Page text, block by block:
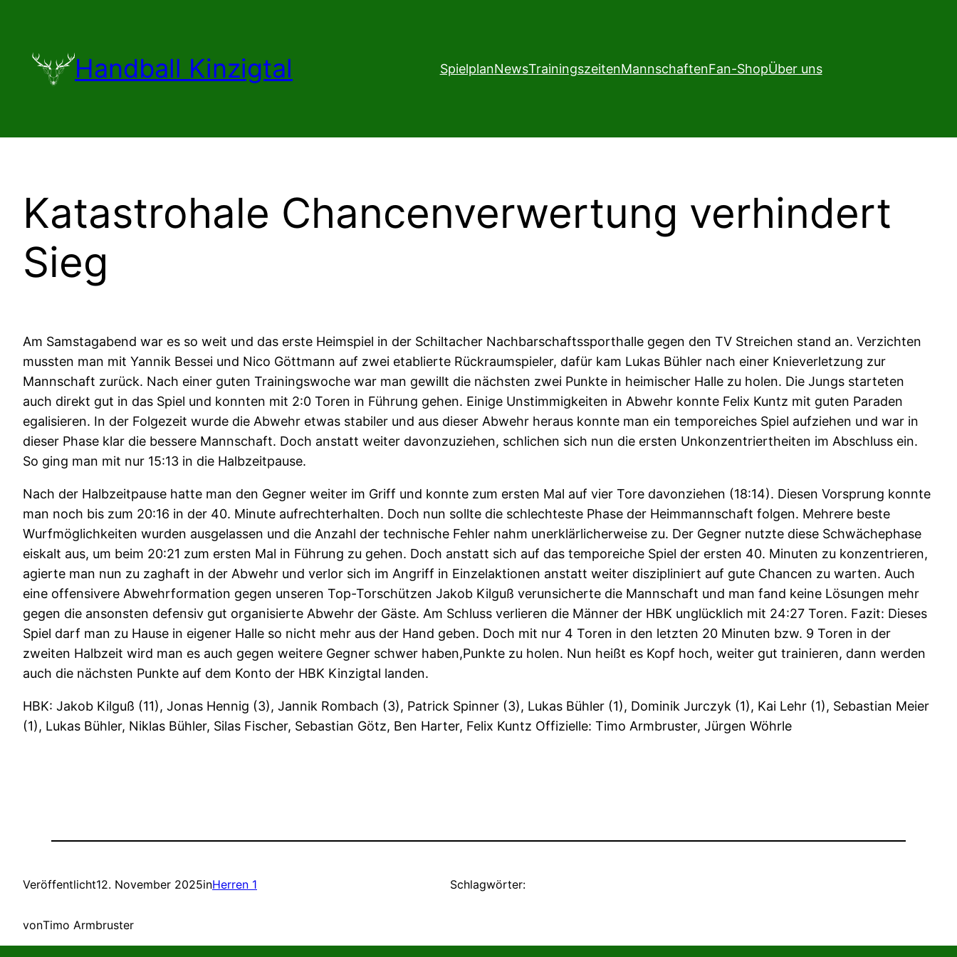
Handball Kinzigtal SpielplanNewsTrainingszeitenMannschaftenFan-ShopÜber uns
Katastrohale Chancenverwertung verhindert
Sieg
Am Samstagabend war es so weit und das erste Heimspiel in der Schiltacher Nachbarschaftssporthalle gegen den TV Streichen stand an. Verzichten
mussten man mit Yannik Bessei und Nico Göttmann auf zwei etablierte Rückraumspieler, dafür kam Lukas Bühler nach einer Knieverletzung zur
Mannschaft zurück. Nach einer guten Trainingswoche war man gewillt die nächsten zwei Punkte in heimischer Halle zu holen. Die Jungs starteten
auch direkt gut in das Spiel und konnten mit 2:0 Toren in Führung gehen. Einige Unstimmigkeiten in Abwehr konnte Felix Kuntz mit guten Paraden
egalisieren. In der Folgezeit wurde die Abwehr etwas stabiler und aus dieser Abwehr heraus konnte man ein temporeiches Spiel aufziehen und war in
dieser Phase klar die bessere Mannschaft. Doch anstatt weiter davonzuziehen, schlichen sich nun die ersten Unkonzentriertheiten im Abschluss ein.
So ging man mit nur 15:13 in die Halbzeitpause.
Nach der Halbzeitpause hatte man den Gegner weiter im Griff und konnte zum ersten Mal auf vier Tore davonziehen (18:14). Diesen Vorsprung konnte
man noch bis zum 20:16 in der 40. Minute aufrechterhalten. Doch nun sollte die schlechteste Phase der Heimmannschaft folgen. Mehrere beste
Wurfmöglichkeiten wurden ausgelassen und die Anzahl der technische Fehler nahm unerklärlicherweise zu. Der Gegner nutzte diese Schwächephase
eiskalt aus, um beim 20:21 zum ersten Mal in Führung zu gehen. Doch anstatt sich auf das temporeiche Spiel der ersten 40. Minuten zu konzentrieren,
agierte man nun zu zaghaft in der Abwehr und verlor sich im Angriff in Einzelaktionen anstatt weiter diszipliniert auf gute Chancen zu warten. Auch
eine offensivere Abwehrformation gegen unseren Top-Torschützen Jakob Kilguß verunsicherte die Mannschaft und man fand keine Lösungen mehr
gegen die ansonsten defensiv gut organisierte Abwehr der Gäste. Am Schluss verlieren die Männer der HBK unglücklich mit 24:27 Toren. Fazit: Dieses
Spiel darf man zu Hause in eigener Halle so nicht mehr aus der Hand geben. Doch mit nur 4 Toren in den letzten 20 Minuten bzw. 9 Toren in der
zweiten Halbzeit wird man es auch gegen weitere Gegner schwer haben,Punkte zu holen. Nun heißt es Kopf hoch, weiter gut trainieren, dann werden
auch die nächsten Punkte auf dem Konto der HBK Kinzigtal landen.
HBK: Jakob Kilguß (11), Jonas Hennig (3), Jannik Rombach (3), Patrick Spinner (3), Lukas Bühler (1), Dominik Jurczyk (1), Kai Lehr (1), Sebastian Meier
(1), Lukas Bühler, Niklas Bühler, Silas Fischer, Sebastian Götz, Ben Harter, Felix Kuntz Offizielle: Timo Armbruster, Jürgen Wöhrle
Veröffentlicht12. November 2025inHerren 1
vonTimo Armbruster
Schlagwörter: